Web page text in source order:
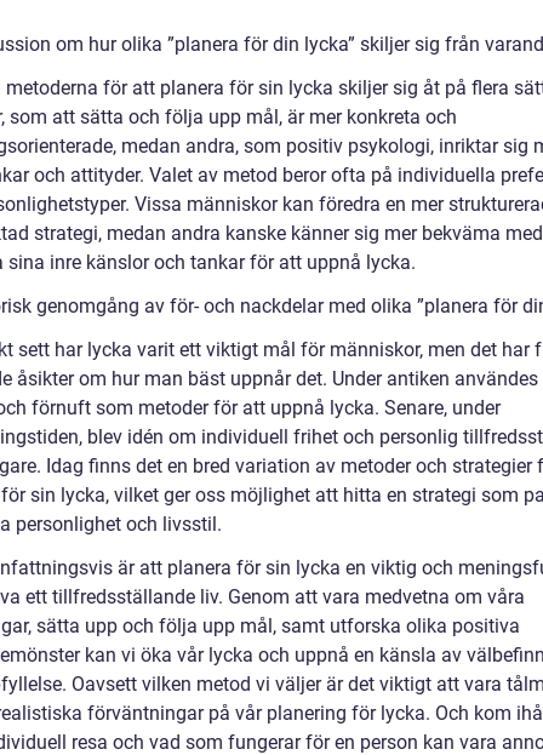
om hur olika ”planera för din lycka” skiljer sig från
metoderna för att planera för sin lycka skiljer sig åt på flera
som att sätta och följa upp mål, är mer konkreta och
medan andra, som positiv psykologi, inriktar sig
och attityder. Valet av metod beror ofta på individuella
Vissa människor kan föredra en mer
strategi, medan andra kanske känner sig mer bekväma
sina inre känslor och tankar för att uppnå lycka.
genomgång av för- och nackdelar med olika ”planera för
sett har lycka varit ett viktigt mål för människor, men det har
åsikter om hur man bäst uppnår det. Under antiken
förnuft som metoder för att uppnå lycka. Senare, under
blev idén om individuell frihet och personlig
Idag finns det en bred variation av metoder och strategier
sin lycka, vilket ger oss möjlighet att hitta en strategi som
personlighet och livsstil.
är att planera för sin lycka en viktig och
ett tillfredsställande liv. Genom att vara medvetna om våra
sätta upp och följa upp mål, samt utforska olika positiva
kan vi öka vår lycka och uppnå en känsla av
Oavsett vilken metod vi väljer är det viktigt att vara
förväntningar på vår planering för lycka. Och kom
resa och vad som fungerar för en person kan vara